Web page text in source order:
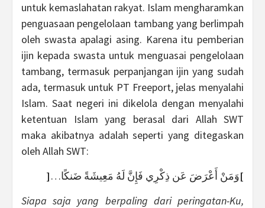
untuk kemaslahatan rakyat. Islam mengharamkan
penguasaan pengelolaan tambang yang berlimpah
oleh swasta apalagi asing. Karena itu pemberian
ijin kepada swasta untuk menguasai pengelolaan
tambang, termasuk perpanjangan ijin yang sudah
ada, termasuk untuk PT Freeport, jelas menyalahi
Islam. Saat negeri ini dikelola dengan menyalahi
ketentuan Islam yang berasal dari Allah SWT
maka akibatnya adalah seperti yang ditegaskan
oleh Allah SWT:
]وَمَنْ أَعْرَضَ عَن ذِكْرِي فَإِنَّ لَهُ مَعِيشَةً ضَنكًا…[
Siapa saja yang berpaling dari peringatan-Ku,